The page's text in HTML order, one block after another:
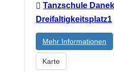
Tanzschule
Dreifaltigkeitsplatz1
Mehr Informationen
Karte